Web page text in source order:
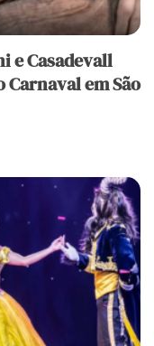
e Casadevall
em São